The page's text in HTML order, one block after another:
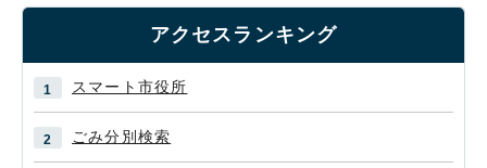
アクセスランキング
スマート市役所
ごみ分別検索